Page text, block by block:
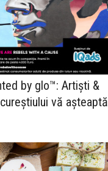
by glo™: Artiști &
vă așteaptă